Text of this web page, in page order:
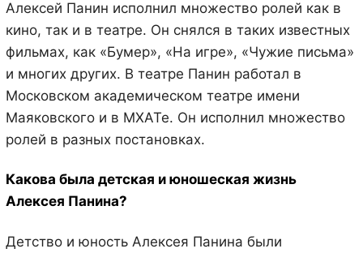
Алексей Панин исполнил множество ролей как в
кино, так и в театре. Он снялся в таких известных
фильмах, как «Бумер», «На игре», «Чужие письма»
и многих других. В театре Панин работал в
Московском академическом театре имени
Маяковского и в МХАТе. Он исполнил множество
ролей в разных постановках.
Какова была детская и юношеская жизнь
Алексея Панина?
Детство и юность Алексея Панина были